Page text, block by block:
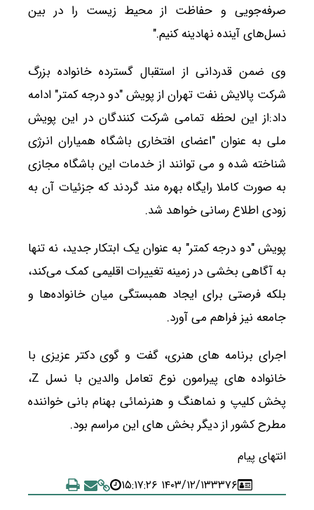
صرفه‌جویی و حفاظت از محیط زیست را در بین
نسل‌های آینده نهادینه کنیم."
وی ضمن قدردانی از استقبال گسترده خانواده بزرگ
شرکت پالایش نفت تهران از پویش "دو درجه کمتر" ادامه
داد:از این لحظه تمامی شرکت کنندگان در این پویش
ملی به عنوان "اعضای افتخاری باشگاه همیاران انرژی
شناخته شده و می توانند از خدمات این باشگاه مجازی
به صورت کاملا رایگاه بهره مند گردند که جزئیات آن به
زودی اطلاع رسانی خواهد شد.
پویش "دو درجه کمتر" به عنوان یک ابتکار جدید، نه تنها
به آگاهی بخشی در زمینه تغییرات اقلیمی کمک می‌کند،
بلکه فرصتی برای ایجاد همبستگی میان خانواده‌ها و
جامعه نیز فراهم می آورد.
اجرای برنامه های هنری، گفت و گوی دکتر عزیزی با
خانواده های پیرامون نوع تعامل والدین با نسل Z،
پخش کلیپ و نماهنگ و هنرنمائی بهنام بانی خواننده
مطرح کشور از دیگر بخش های این مراسم بود.
انتهای پیام
۳۳۷۶۱۴۰۳/۱۲/۱۳ ۱۵:۱۷:۲۶